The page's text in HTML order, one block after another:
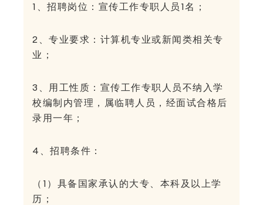
1、招聘岗位：宣传工作专职人员1名；
2、专业要求：计算机专业或新闻类相关专
业；
3、用工性质：宣传工作专职人员不纳入学
校编制内管理，属临聘人员，经面试合格后
录用一年；
4、招聘条件：
（1）具备国家承认的大专、本科及以上学
历；